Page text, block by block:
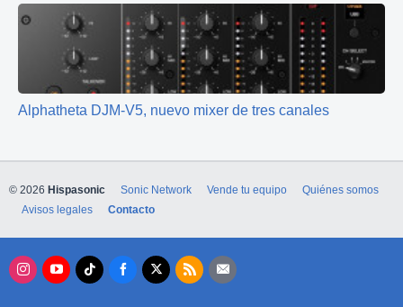
Alphatheta DJM-V5, nuevo mixer de tres canales
© 2026 Hispasonic Sonic Network Vende tu equipo
Quiénes somos
Avisos legales
Contacto